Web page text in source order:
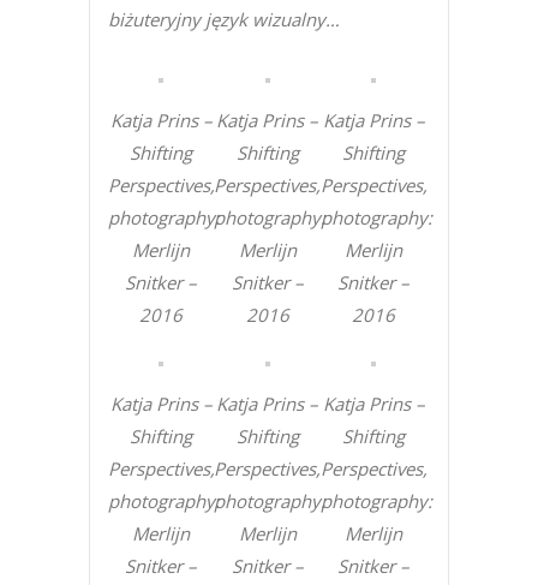
biżuteryjny język wizualny…
Katja Prins –
Shifting
Perspectives,
photography:
Merlijn
Snitker –
2016
Katja Prins –
Shifting
Perspectives,
photography:
Merlijn
Snitker –
2016
Katja Prins –
Shifting
Perspectives,
photography:
Merlijn
Snitker –
2016
Katja Prins –
Shifting
Perspectives,
photography:
Merlijn
Snitker –
Katja Prins –
Shifting
Perspectives,
photography:
Merlijn
Snitker –
Katja Prins –
Shifting
Perspectives,
photography:
Merlijn
Snitker –